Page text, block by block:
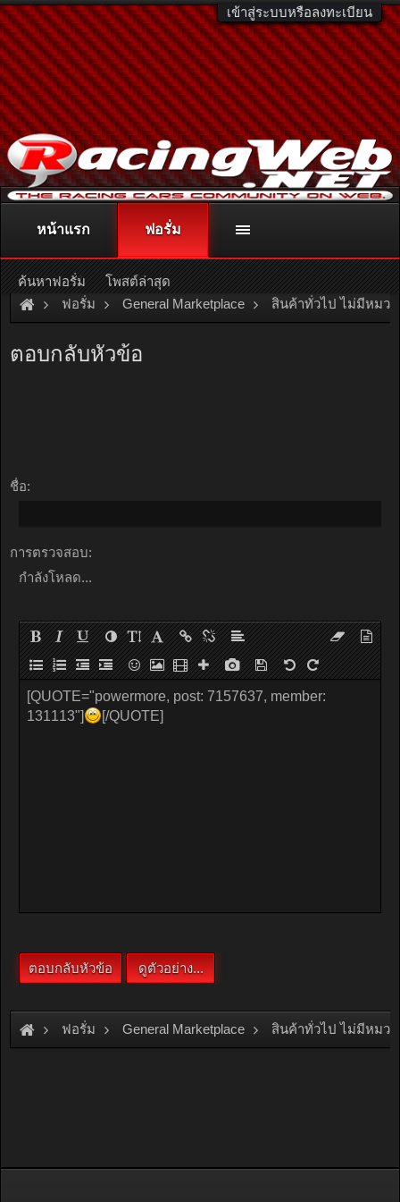
เข้าสู่ระบบหรือลงทะเบียน
ติดต่อลงโฆษณา racingweb@gmail.comหรือโทร. 081-811-1138
หรืออ่านรายละเอียดเพิ่มเติม คลิกที่นี่
ฟอรั่ม General Marketplace สินค้าทั่วไป ไม่มีหมว
ตอบกลับหัวข้อ
ชื่อ:
การตรวจสอบ:
กำลังโหลด...
ฟอรั่ม General Marketplace สินค้าทั่วไป ไม่มีหมว
หน้าแรก ฟอรั่ม
ค้นหาฟอรั่ม โพสต์ล่าสุด